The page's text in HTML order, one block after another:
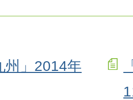
州」2014年